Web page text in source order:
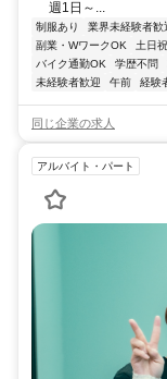
週1日～...
制服あり 業界未経験者歓
副業・WワークOK
土日
バイク通勤OK
学歴不問
未経験者歓迎
午前 経験
同じ企業の求人
アルバイト・パート